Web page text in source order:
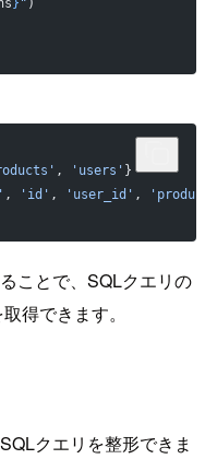
, 'users' }
, 'id' , 'user_id' ,
ことで、SQLクエリの
得できます。
クエリを整形できま